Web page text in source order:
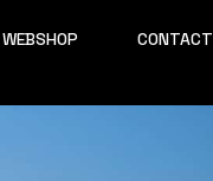
WEBSHOP CONTACT